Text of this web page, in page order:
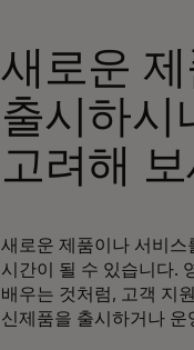
새로운
출시하시
고려해
새로운 제품이나 서비
시간이 될 수 있습니다.
배우는 것처럼, 고객 지
신제품을 출시하거나